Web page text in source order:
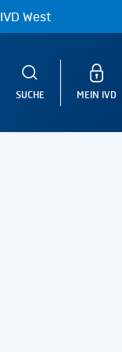
IVD West
SUCHE MEIN IVD